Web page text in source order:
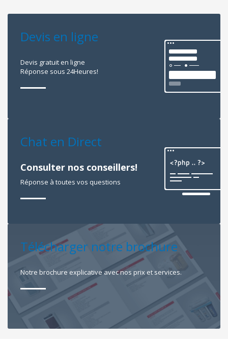
Devis en ligne
Devis gratuit en ligne
Réponse sous 24Heures!
Chat en Direct
Consulter nos conseillers!
Réponse à toutes vos questions
Télécharger notre brochure
Notre brochure explicative avec nos prix et services.